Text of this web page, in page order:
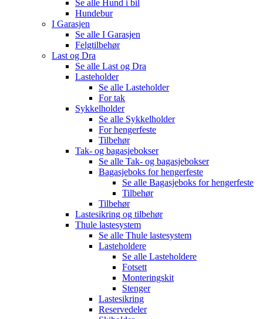
Se alle Hund i bil
Hundebur
I Garasjen
Se alle I Garasjen
Felgtilbehør
Last og Dra
Se alle Last og Dra
Lasteholder
Se alle Lasteholder
For tak
Sykkelholder
Se alle Sykkelholder
For hengerfeste
Tilbehør
Tak- og bagasjebokser
Se alle Tak- og bagasjebokser
Bagasjeboks for hengerfeste
Se alle Bagasjeboks for hengerfeste
Tilbehør
Tilbehør
Lastesikring og tilbehør
Thule lastesystem
Se alle Thule lastesystem
Lasteholdere
Se alle Lasteholdere
Fotsett
Monteringskit
Stenger
Lastesikring
Reservedeler